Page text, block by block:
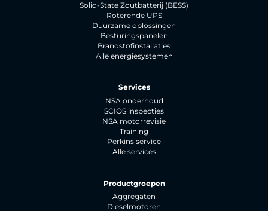
Solid-State Zoutbatterij (BESS)
Roterende UPS
Duurzame oplossingen
Besturingspanelen
Brandstofinstallaties
Alle energiesystemen
Services
NSA onderhoud
SCIOS inspecties
NSA motorrevisie
Training
Perkins service
Alle services
Productgroepen
Aggregaten
Dieselmotoren